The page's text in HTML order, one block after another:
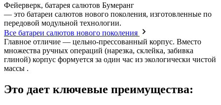
Фейерверк, батарея салютов Бумеранг
— это батареи салютов нового поколения, изготовленные по
передовой модульной технологии.
Все батареи салютов нового поколения
Главное отличие — цельно-прессованный корпус. Вместо
множества ручных операций (нарезка, склейка, забивка
глиной) корпус формуется за один час из экологически чистой
массы .
Это дает ключевые преимущества: